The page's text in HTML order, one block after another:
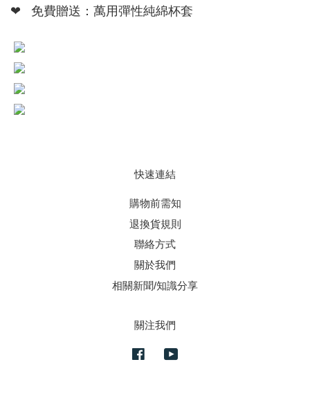
❤ 免費贈送：萬用彈性純綿杯套
快速連結
購物前需知
退換貨規則
聯絡方式
關於我們
相關新聞/知識分享
關注我們
Facebook